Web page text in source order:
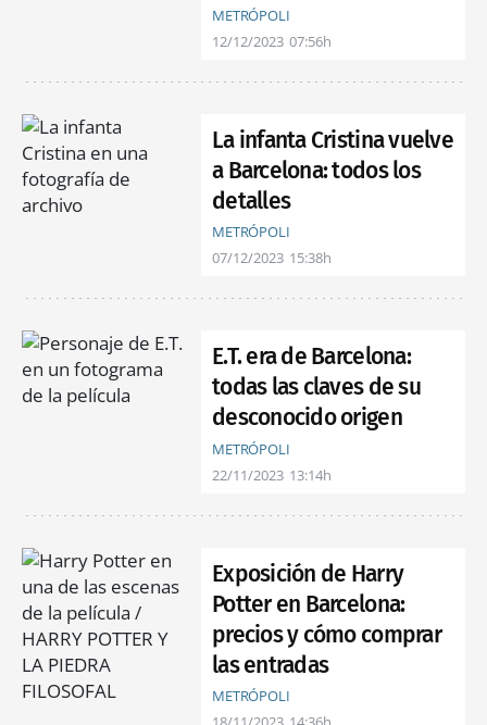
METRÓPOLI
12/12/2023 07:56h
La infanta Cristina vuelve
a Barcelona: todos los
detalles
METRÓPOLI
07/12/2023 15:38h
E.T. era de Barcelona:
todas las claves de su
desconocido origen
METRÓPOLI
22/11/2023 13:14h
Exposición de Harry
Potter en Barcelona:
precios y cómo comprar
las entradas
METRÓPOLI